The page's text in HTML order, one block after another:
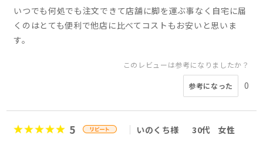
いつでも何処でも注文できて店舗に脚を運ぶ事なく自宅に届
くのはとても便利で他店に比べてコストもお安いと思いま
す。
このレビューは参考になりましたか？
参考になった 0
5 いのくち様 30代
女性